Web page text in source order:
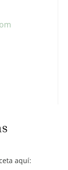
aquí: